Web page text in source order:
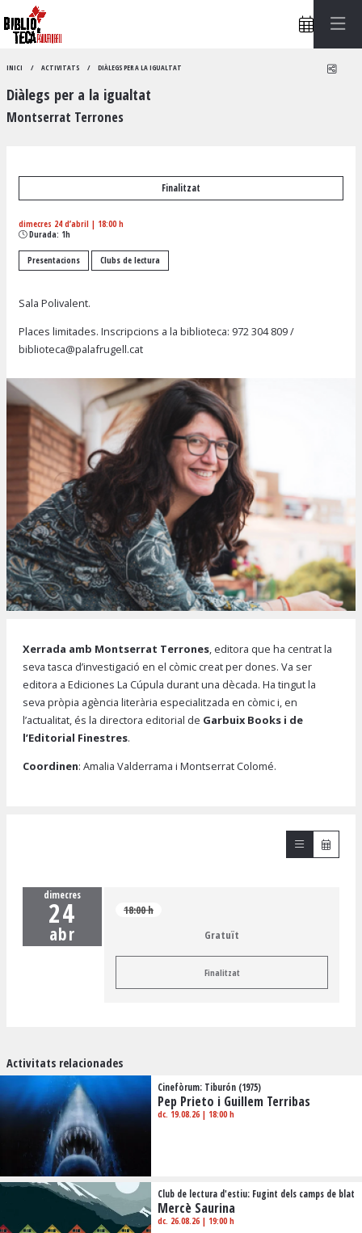
INICI ACTIVITATS DIÀLEGS PER A LA IGUALTAT
Diàlegs per a la igualtat
Montserrat Terrones
Finalitzat
dimecres 24 d’abril | 18:00 h
Durada: 1h
Presentacions Clubs de lectura
Sala Polivalent.
Places limitades. Inscripcions a la biblioteca: 972 304 809/
biblioteca@palafrugell.cat
Xerrada amb Montserrat Terrones, editora que ha centrat la
seva tasca d’investigació en el còmic creat per dones. Va ser
editora a Ediciones La Cúpula durant una dècada. Ha tingut la
seva pròpia agència literària especialitzada en còmic i, en
l’actualitat, és la directora editorial de Garbuix Books i de
l’Editorial Finestres.
Coordinen: Amalia Valderrama i Montserrat Colomé.
dimecres
24
abr
18:00 h
Gratuït
Finalitzat
Activitats relacionades
Cinefòrum: Tiburón (1975)
Pep Prieto i Guillem Terribas
dc. 19.08.26| 18:00 h
Club de lectura d'estiu: Fugint dels camps de blat
Mercè Saurina
dc. 26.08.26| 19:00 h